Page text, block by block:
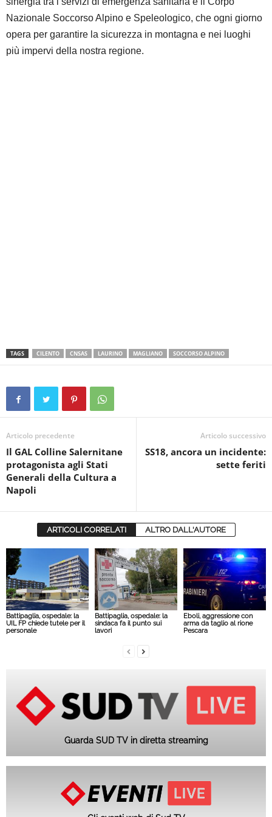
Nazionale Soccorso Alpino e Speleologico, che ogni giorno
opera per garantire la sicurezza in montagna e nei luoghi
più impervi della nostra regione.
TAGS CILENTO CNSAS LAURINO MAGLIANO SOCCORSO ALPINO
Articolo precedente
Il GAL Colline Salernitane
protagonista agli Stati
Generali della Cultura a
Napoli
Articolo successivo
SS18, ancora un incidente:
sette feriti
ARTICOLI CORRELATI ALTRO DALL'AUTORE
Battipaglia, ospedale: la
UIL FP chiede tutele per il
personale
Battipaglia, ospedale: la
sindaca fa il punto sui
lavori
Eboli, aggressione con
arma da taglio al rione
Pescara
Guarda SUD TV in diretta streaming